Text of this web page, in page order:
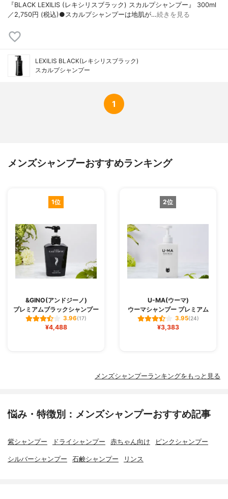
『BLACK LEXILIS (レキシリスブラック) スカルプシャンプー』 300ml
／2,750円 (税込)●スカルプシャンプーは地肌が…続きを見る
LEXILIS BLACK(レキシリスブラック)
スカルプシャンプー
1
メンズシャンプーおすすめランキング
1位
&GINO(アンドジーノ)
プレミアムブラックシャンプー
3.96(17)
¥4,488
2位
U-MA(ウーマ)
ウーマシャンプー プレミアム
3.95(24)
¥3,383
メンズシャンプーランキングをもっと見る
悩み・特徴別：メンズシャンプーおすすめ記事
紫シャンプー ドライシャンプー 赤ちゃん向け ピンクシャンプー
シルバーシャンプー 石鹸シャンプー リンス